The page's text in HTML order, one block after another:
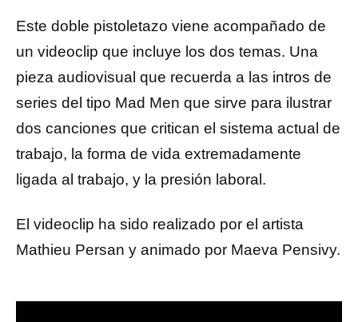
Este doble pistoletazo viene acompañado de
un videoclip que incluye los dos temas. Una
pieza audiovisual que recuerda a las intros de
series del tipo Mad Men que sirve para ilustrar
dos canciones que critican el sistema actual de
trabajo, la forma de vida extremadamente
ligada al trabajo, y la presión laboral.
El videoclip ha sido realizado por el artista
Mathieu Persan y animado por Maeva Pensivy.